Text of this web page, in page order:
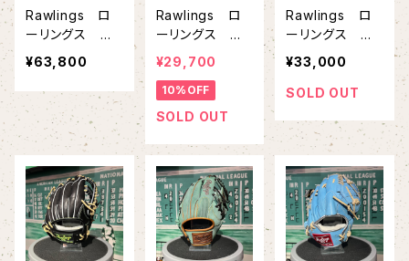
Rawlings ロ
ーリングス 硬
式グラブ 内野
手用 HOH P
REMIUM GH6
HPCK45 エス
プレッソ キャメ
ル 硬式野球
硬式グローブ
¥63,800
Rawlings ロ
ーリングス 軟
式グラブ 外野
手用 HOH® P
RO EXCEL Wiz
ard #02 GR5H
ブラック
¥29,700
10%OFF
SOLD OUT
Rawlings ロ
ーリングス 軟
式グラブ 投手
用 HOH® PR
O EXCEL Wiza
W2A15MG ブ
ラック
¥33,000
SOLD OUT